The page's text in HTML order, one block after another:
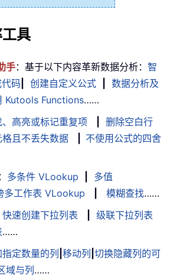
具
手：基于以下内容革新数据分析： 智
码 创建自定义公式
数据分析及
Kutools Functions……
、高亮或标记重复项
删除空白行
且不丢失数据
不使用公式的四舍
： 多条件 VLookup
多值
多工作表 VLookup 模糊查找……
快速创建下拉列表
级联下拉列表
……
定数量的列 移动列 切换隐藏列的可
域与列 ……